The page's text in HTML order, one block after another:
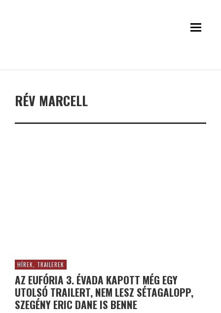
RÉV MARCELL
HÍREK, TRAILEREK
AZ EUFÓRIA 3. ÉVADA KAPOTT MÉG EGY
UTOLSÓ TRAILERT, NEM LESZ SÉTAGALOPP,
SZEGÉNY ERIC DANE IS BENNE